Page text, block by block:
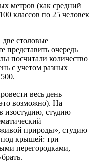
метров (как средний
классов по 25 человек
столовые
представить очередь
посчитали количество
с учетом разных
весь день
возможно). На
изостудию, студию
природы», студию
под крышей: три
перегородками,